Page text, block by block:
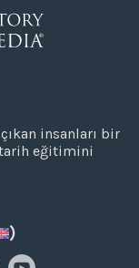
insanları bir
tarih eğitimini
)